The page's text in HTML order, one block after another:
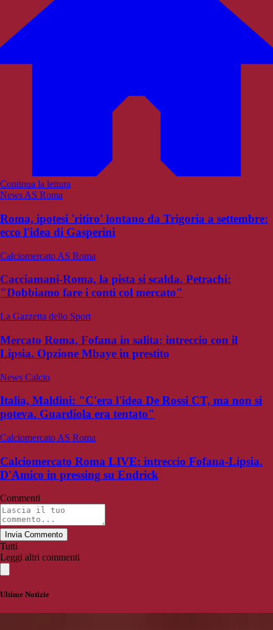
Continua la lettura
News AS Roma
Roma, ipotesi 'ritiro' lontano da Trigoria a settembre:
ecco l'idea di Gasperini
Calciomercato AS Roma
Cacciamani-Roma, la pista si scalda. Petrachi:
"Dobbiamo fare i conti col mercato"
La Gazzetta dello Sport
Mercato Roma, Fofana in salita: intreccio con il
Lipsia. Opzione Mbaye in prestito
News Calcio
Italia, Maldini: "C'era l'idea De Rossi CT, ma non si
poteva. Guardiola era tentato"
Calciomercato AS Roma
Calciomercato Roma LIVE: intreccio Fofana-Lipsia.
D'Amico in pressing su Endrick
Commenti
Invia Commento
Tutti
Leggi altri commenti
Ultime Notizie